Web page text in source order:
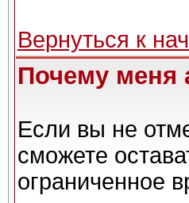
Вернуться к
Почему меня
Если вы не
сможете
ограниченное